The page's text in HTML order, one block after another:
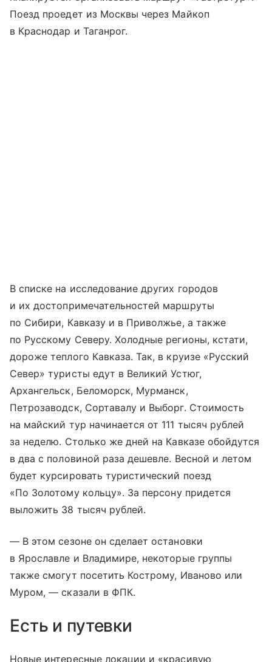
Поезд проедет из Москвы через Майкоп
в Краснодар и Таганрог.
В списке на исследование других городов
и их достопримечательностей маршруты
по Сибири, Кавказу и в Приволжье, а также
по Русскому Северу. Холодные регионы, кстати,
дороже теплого Кавказа. Так, в круизе «Русский
Север» туристы едут в Великий Устюг,
Архангельск, Беломорск, Мурманск,
Петрозаводск, Сортавалу и Выборг. Стоимость
на майский тур начинается от 111 тысяч рублей
за неделю. Столько же дней на Кавказе обойдутся
в два с половиной раза дешевле. Весной и летом
будет курсировать туристический поезд
«По Золотому кольцу». За персону придется
выложить 38 тысяч рублей.
— В этом сезоне он сделает остановки
в Ярославле и Владимире, некоторые группы
также смогут посетить Кострому, Иваново или
Муром, — сказали в ФПК.
Есть и путевки
Новые интересные локации и «красивую